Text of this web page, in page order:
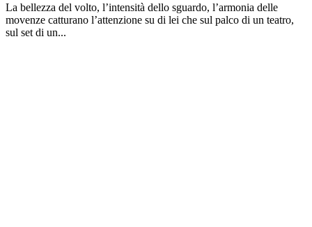
La bellezza del volto, l’intensità dello sguardo, l’armonia delle
movenze catturano l’attenzione su di lei che sul palco di un teatro,
sul set di un...